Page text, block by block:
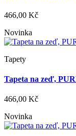
466,00 Kč
Novinka
Tapety
Tapeta na zeď,
466,00 Kč
Novinka